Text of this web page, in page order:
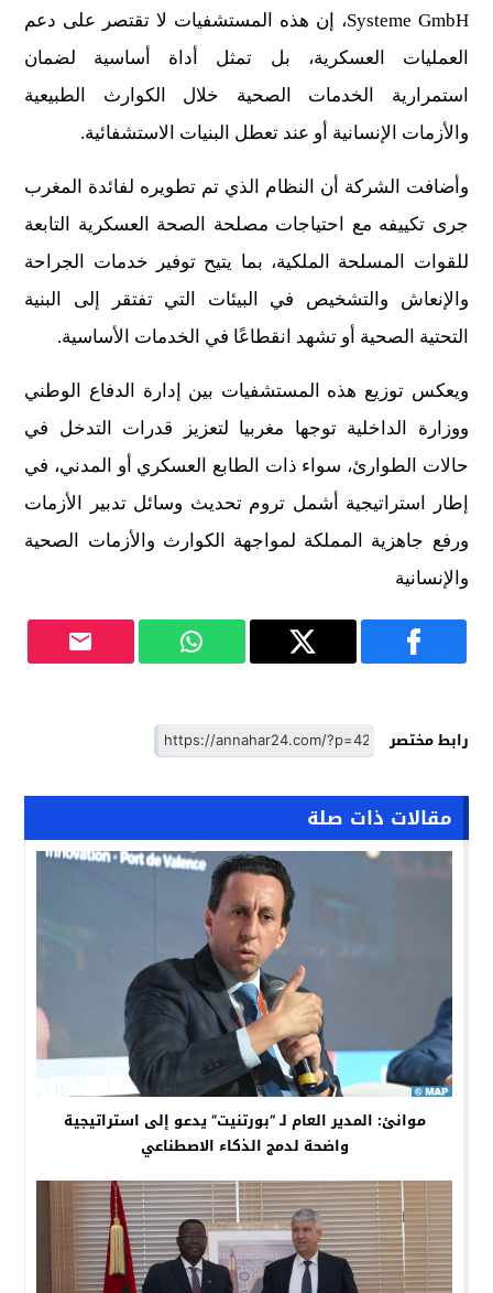
Systeme GmbH، إن هذه المستشفيات لا تقتصر على دعم
العمليات العسكرية، بل تمثل أداة أساسية لضمان
استمرارية الخدمات الصحية خلال الكوارث الطبيعية
والأزمات الإنسانية أو عند تعطل البنيات الاستشفائية.
وأضافت الشركة أن النظام الذي تم تطويره لفائدة المغرب
جرى تكييفه مع احتياجات مصلحة الصحة العسكرية التابعة
للقوات المسلحة الملكية، بما يتيح توفير خدمات الجراحة
والإنعاش والتشخيص في البيئات التي تفتقر إلى البنية
التحتية الصحية أو تشهد انقطاعًا في الخدمات الأساسية.
ويعكس توزيع هذه المستشفيات بين إدارة الدفاع الوطني
ووزارة الداخلية توجها مغربيا لتعزيز قدرات التدخل في
حالات الطوارئ، سواء ذات الطابع العسكري أو المدني، في
إطار استراتيجية أشمل تروم تحديث وسائل تدبير الأزمات
ورفع جاهزية المملكة لمواجهة الكوارث والأزمات الصحية
والإنسانية
رابط مختصر
مقالات ذات صلة
موانئ: المدير العام لـ “بورتنيت” يدعو إلى استراتيجية
واضحة لدمج الذكاء الاصطناعي